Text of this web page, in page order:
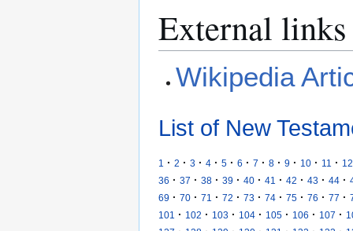
External links
Wikipedia
List of New
1 · 2 · 3 · 4 · 5 · 6 · 7 · 8 · 9 · 10 · 11 · 12
36 · 37 · 38 · 39 · 40 · 41 · 42 · 43 · 44 ·
69 · 70 · 71 · 72 · 73 · 74 · 75 · 76 · 77 ·
101
· 102 · 103 · 104 · 105 · 106 · 107 ·